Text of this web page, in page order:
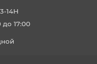
14Н
до 17:00